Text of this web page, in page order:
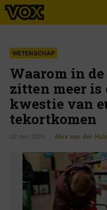
WETENSCHAP
Waarom in
zitten meer is
kwestie van
tekortkomen
02 dec 2024 Alex van der